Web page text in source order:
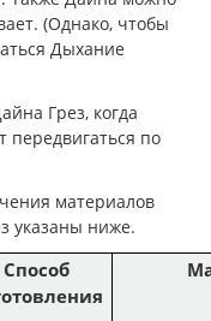
(Однако, чтобы
Дыхание
Грез, когда
передвигаться по
материалов
указаны ниже.
Способ